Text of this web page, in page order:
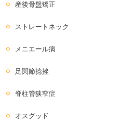
産後骨盤矯正
ストレートネック
メニエール病
足関節捻挫
脊柱管狭窄症
オスグッド